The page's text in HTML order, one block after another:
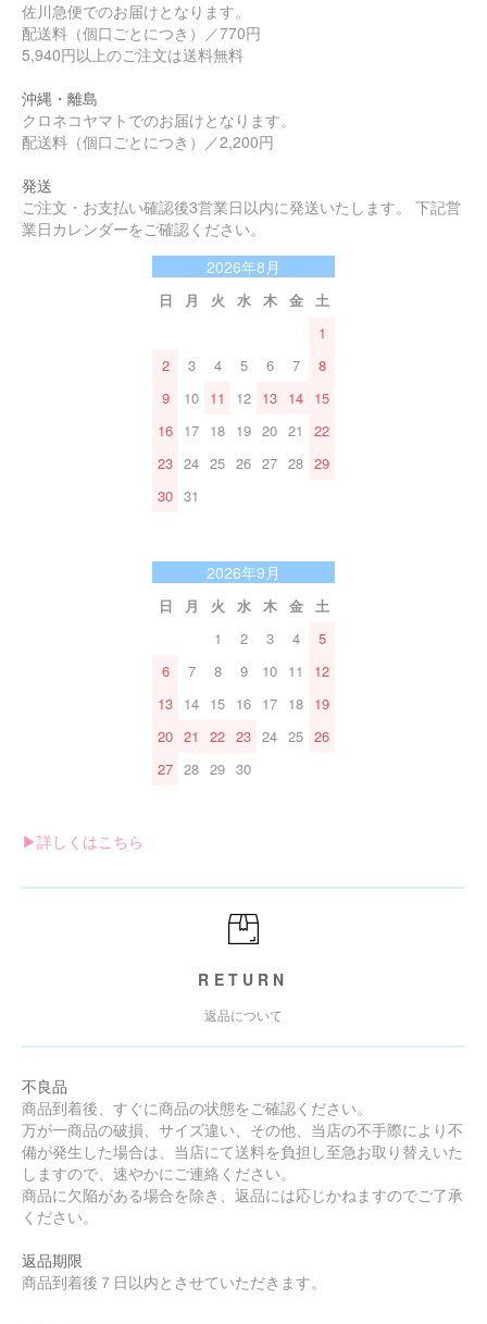
佐川急便でのお届けとなります。
配送料（個口ごとにつき）／770円
5,940円以上のご注文は送料無料
沖縄・離島
クロネコヤマトでのお届けとなります。
配送料（個口ごとにつき）／2,200円
発送
ご注文・お支払い確認後3営業日以内に発送いたします。 下記営
業日カレンダーをご確認ください。
2026年8月
日 月 火 水 木 金
土
1
2
3 4 5 6 7
8
9
10 11 12 13 14 15
16 17 18 19 20 21
22
23 24 25 26 27 28 29
30 31
2026年9月
日 月 火 水 木 金
土
1
2 3 4
5
6
7 8 9 10 11
12
13 14 15 16 17 18 19
20 21 22 23 24 25 26
27 28 29 30
▶︎詳しくはこちら
RETURN
返品について
不良品
商品到着後、すぐに商品の状態をご確認ください。
万が一商品の破損、サイズ違い、その他、当店の不手際により不
備が発生した場合は、当店にて送料を負担し至急お取り替えいた
しますので、速やかにご連絡ください。
商品に欠陥がある場合を除き、返品には応じかねますのでご了承
ください。
返品期限
商品到着後７日以内とさせていただきます。